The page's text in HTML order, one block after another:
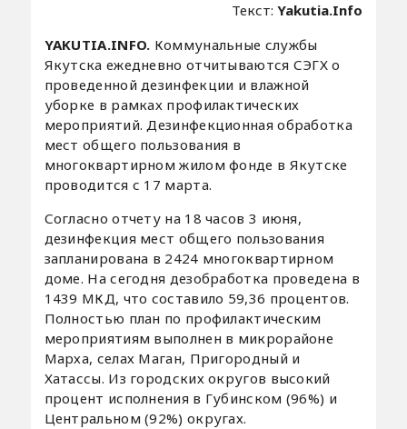
Текст:Yakutia.Info
YAKUTIA.INFO. Коммунальные службы
Якутска ежедневно отчитываются СЭГХ о
проведенной дезинфекции и влажной
уборке в рамках профилактических
мероприятий. Дезинфекционная обработка
мест общего пользования в
многоквартирном жилом фонде в Якутске
проводится с 17 марта.
Согласно отчету на 18 часов 3 июня,
дезинфекция мест общего пользования
запланирована в 2424 многоквартирном
доме. На сегодня дезобработка проведена в
1439 МКД, что составило 59,36 процентов.
Полностью план по профилактическим
мероприятиям выполнен в микрорайоне
Марха, селах Маган, Пригородный и
Хатассы. Из городских округов высокий
процент исполнения в Губинском (96%) и
Центральном (92%) округах.